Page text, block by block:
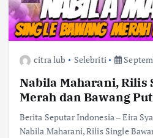
citra lub Selebriti
Nabila Maharani, Rilis
Merah dan Bawang
Berita Seputar Indonesia – Eira
Nabila Maharani, Rilis Single